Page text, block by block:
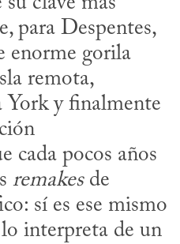
para Despentes,
enorme gorila
remota,
York y finalmente
cada pocos años
remakes de
sí es ese mismo
interpreta de un